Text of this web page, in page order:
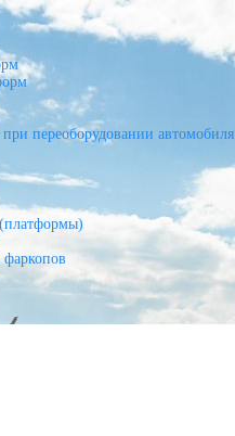
переоборудовании автомобиля